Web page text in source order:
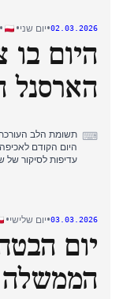
בשעות אחר
מזג אוויר ואבחון
סיקור הערב עבר
חירום
דלק לחימום ותרופות.
02.03.2026
•יום שני•
•
היום
הארסנל
⌨
היום הקודם
בשעות הבוקר
בשעות אחר
בינלאומי,
ולאחר מכן לקוד
סיקור הערב
עם דיווחים מרובים
של ראש הממשלה
03.03.2026
•יום שלישי•
יום
הממשלה